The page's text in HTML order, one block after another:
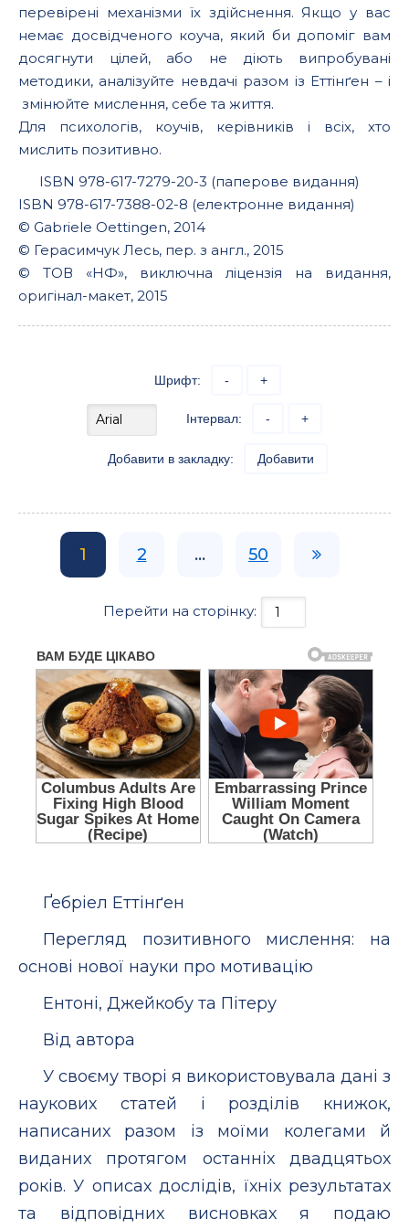
перевірені механізми їх здійснення. Якщо у вас
немає досвідченого коуча, який би допоміг вам
досягнути цілей, або не діють випробувані
методики, аналізуйте невдачі разом із Еттінґен – і
змінюйте мислення, себе та життя.
Для психологів, коучів, керівників і всіх, хто
мислить позитивно.
ISBN 978-617-7279-20-3 (паперове видання)
ISBN 978-617-7388-02-8 (електронне видання)
© Gabriele Oettingen, 2014
© Герасимчук Лесь, пер. з англ., 2015
© ТОВ «НФ», виключна ліцензія на видання,
оригінал-макет, 2015
Шрифт: - +
Інтервал: - +
Добавити в закладку: Добавити
1 2 ... 50
Перейти на сторінку:
Ґебріел Еттінґен
Перегляд позитивного мислення: на
основі нової науки про мотивацію
Ентоні, Джейкобу та Пітеру
Від автора
У своєму творі я використовувала дані з
наукових статей і розділів книжок,
написаних разом із моїми колегами й
виданих протягом останніх двадцятьох
років. У описах дослідів, їхніх результатах
та відповідних висновках я подаю